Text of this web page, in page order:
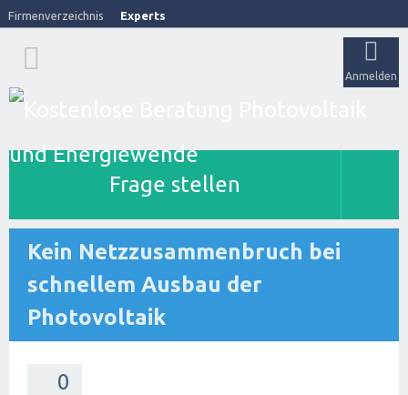
Firmenverzeichnis Experts
Anmelden
Frage stellen
Kein Netzzusammenbruch bei
schnellem Ausbau der
Photovoltaik
0